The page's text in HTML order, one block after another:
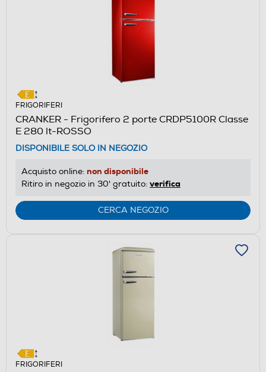
FRIGORIFERI
CRANKER - Frigorifero 2 porte CRDP5100R Classe
E 280 lt-ROSSO
DISPONIBILE SOLO IN NEGOZIO
Acquisto online: non disponibile
Ritiro in negozio in 30' gratuito: verifica
CERCA NEGOZIO
FRIGORIFERI